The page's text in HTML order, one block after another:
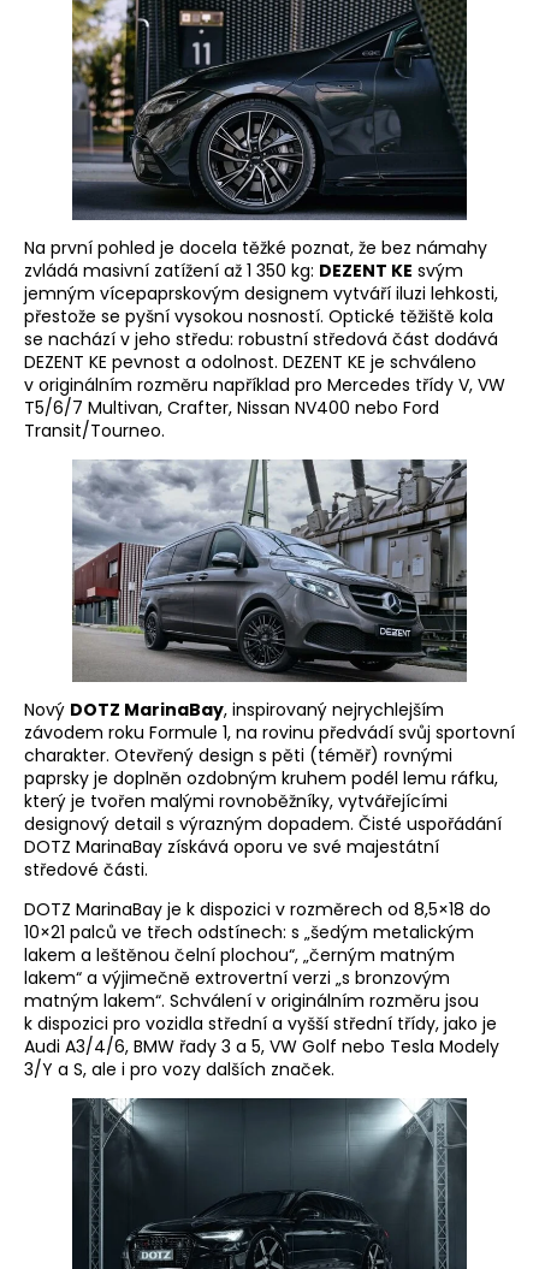
Na první pohled je docela těžké poznat, že bez námahy
zvládá masivní zatížení až 1 350 kg: DEZENT KE svým
jemným vícepaprskovým designem vytváří iluzi lehkosti,
přestože se pyšní vysokou nosností. Optické těžiště kola
se nachází v jeho středu: robustní středová část dodává
DEZENT KE pevnost a odolnost. DEZENT KE je schváleno
v originálním rozměru například pro Mercedes třídy V, VW
T5/6/7 Multivan, Crafter, Nissan NV400 nebo Ford
Transit/Tourneo.
Nový DOTZ MarinaBay, inspirovaný nejrychlejším
závodem roku Formule 1, na rovinu předvádí svůj sportovní
charakter. Otevřený design s pěti (téměř) rovnými
paprsky je doplněn ozdobným kruhem podél lemu ráfku,
který je tvořen malými rovnoběžníky, vytvářejícími
designový detail s výrazným dopadem. Čisté uspořádání
DOTZ MarinaBay získává oporu ve své majestátní
středové části.
DOTZ MarinaBay je k dispozici v rozměrech od 8,5×18 do
10×21 palců ve třech odstínech: s „šedým metalickým
lakem a leštěnou čelní plochou“, „černým matným
lakem“ a výjimečně extrovertní verzi „s bronzovým
matným lakem“. Schválení v originálním rozměru jsou
k dispozici pro vozidla střední a vyšší střední třídy, jako je
Audi A3/4/6, BMW řady 3 a 5, VW Golf nebo Tesla Modely
3/Y a S, ale i pro vozy dalších značek.